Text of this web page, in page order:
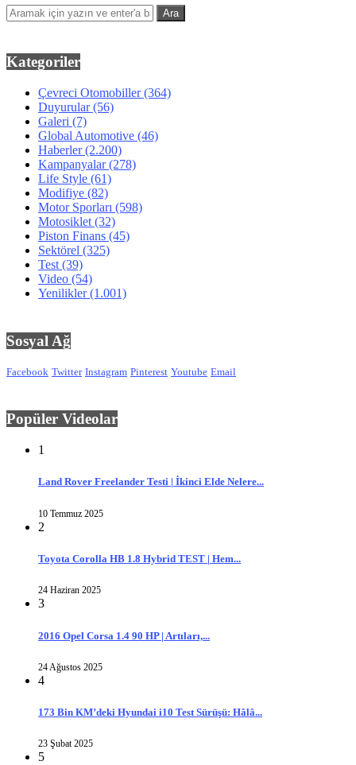
Kategoriler
Çevreci Otomobiller(364)
Duyurular(56)
Galeri (7)
Global Automotive (46)
Haberler(2.200)
Kampanyalar(278)
Life Style (61)
Modifiye (82)
Motor Sporları (598)
Motosiklet (32)
Piston Finans (45)
Sektörel (325)
Test (39)
Video (54)
Yenilikler(1.001)
Sosyal Ağ
Facebook Twitter Instagram Pinterest Youtube Email
Popüler Videolar
1
Land Rover Freelander Testi | İkinci Elde Nelere...
10 Temmuz 2025
2
Toyota Corolla HB 1.8 Hybrid TEST | Hem...
24 Haziran 2025
3
2016 Opel Corsa 1.4 90 HP | Artıları,...
24 Ağustos 2025
4
173 Bin KM’deki Hyundai i10 Test Sürüşü: Hâlâ...
23 Şubat 2025
5